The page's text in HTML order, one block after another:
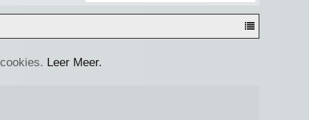
Leer Meer.